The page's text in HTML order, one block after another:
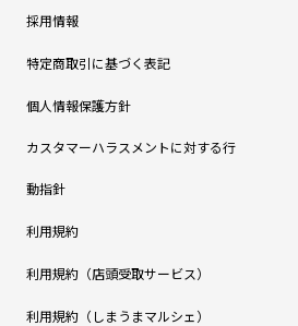
採用情報
特定商取引に基づく表記
個人情報保護方針
カスタマーハラスメントに対する行
動指針
利用規約
利用規約（店頭受取サービス）
利用規約（しまうまマルシェ）